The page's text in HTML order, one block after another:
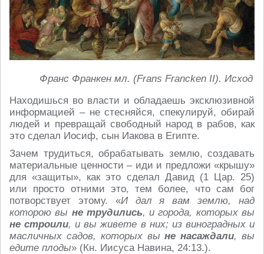
Франс Франкен мл. (Frans Francken II). Исход
Находишься во власти и обладаешь эксклюзивной
информацией – не стесняйся, спекулируй, обирай
людей и превращай свободный народ в рабов, как
это сделал Иосиф, сын Иакова в Египте.
Зачем трудиться, обрабатывать землю, создавать
материальные ценности – иди и предложи «крышу»
для «защиты», как это сделал Давид (1 Цар. 25)
или просто отними это, тем более, что сам бог
потворствует этому. «И дал я вам землю, над
которою вы не трудились, и города, которых вы
не строили, и вы живете в них; из виноградных и
масличных садов, которых выне насаждали, вы
едите плоды» (Кн. Иисуса Навина, 24:13.).